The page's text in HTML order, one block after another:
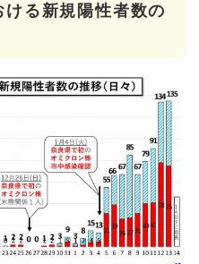
る新規陽性者数の